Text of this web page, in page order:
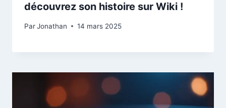
découvrez son histoire sur Wiki !
ParJonathan 14 mars 2025